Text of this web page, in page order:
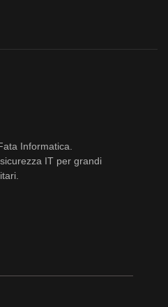
Informatica.
IT per grandi